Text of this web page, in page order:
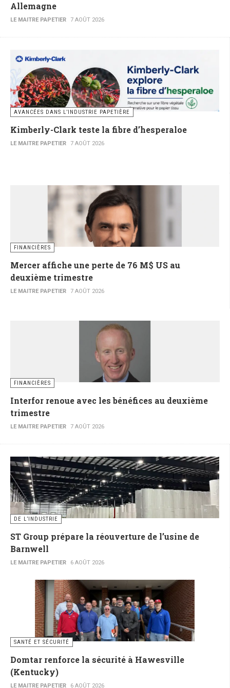
Allemagne
LE MAITRE PAPETIER 7 AOÛT 2026
AVANCÉES DANS L’INDUSTRIE PAPETIÈRE
Kimberly-Clark teste la fibre d’hesperaloe
LE MAITRE PAPETIER 7 AOÛT 2026
FINANCIÈRES
Mercer affiche une perte de 76 M$ US au
deuxième trimestre
LE MAITRE PAPETIER 7 AOÛT 2026
FINANCIÈRES
Interfor renoue avec les bénéfices au deuxième
trimestre
LE MAITRE PAPETIER 7 AOÛT 2026
DE L’INDUSTRIE
ST Group prépare la réouverture de l’usine de
Barnwell
LE MAITRE PAPETIER 6 AOÛT 2026
SANTÉ ET SÉCURITÉ
Domtar renforce la sécurité à Hawesville
(Kentucky)
LE MAITRE PAPETIER 6 AOÛT 2026